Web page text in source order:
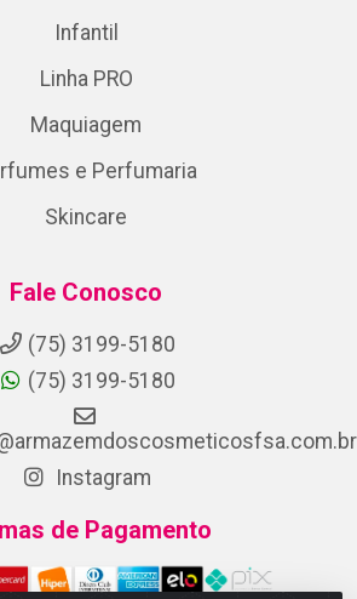
Infantil
Linha PRO
Maquiagem
e Perfumaria
Skincare
Fale Conosco
(75) 3199-5180
(75) 3199-5180
Instagram
de Pagamento